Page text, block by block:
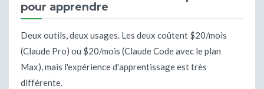
pour apprendre
Deux outils, deux usages. Les deux coûtent $20/mois
(Claude Pro) ou $20/mois (Claude Code avec le plan
Max), mais l'expérience d'apprentissage est très
différente.